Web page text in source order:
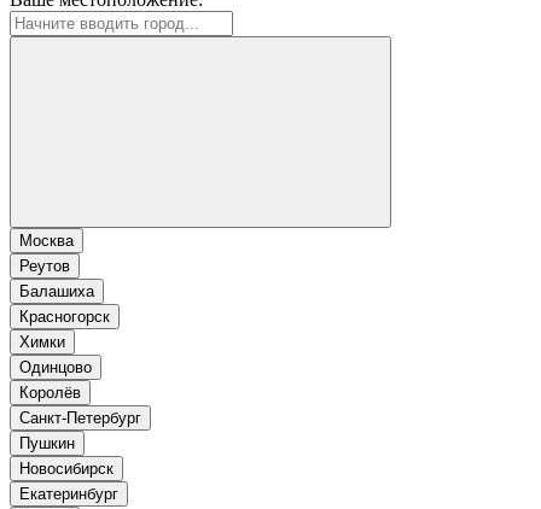
Москва
Реутов
Балашиха
Красногорск
Химки
Одинцово
Королёв
Санкт-Петербург
Пушкин
Новосибирск
Екатеринбург